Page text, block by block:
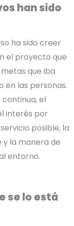
han sido
ha sido creer
el proyecto que
que iba
en las personas.
el
interés por
posible, la
la manera de
entorno.
se lo está